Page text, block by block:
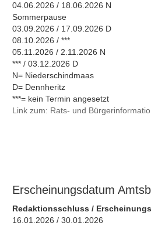
04.06.2026 / 18.06.2026 N
Sommerpause
03.09.2026 / 17.09.2026 D
08.10.2026 / ***
05.11.2026 / 2.11.2026 N
*** / 03.12.2026 D
N= Niederschindmaas
D= Dennheritz
***= kein Termin angesetzt
Link zum: Rats- und
Erscheinungsdatum
Redaktionsschluss /
16.01.2026 / 30.01.2026